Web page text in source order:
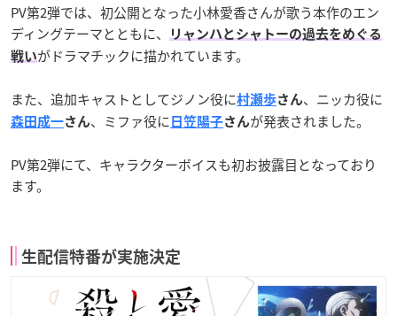
PV第2弾では、初公開となった小林愛香さんが歌う本作のエン
ディングテーマとともに、
リャンハとシャトーの過去をめぐる
戦いがドラマチックに描かれています。
また、追加キャストとしてジノン役に村瀬歩さん、ニッカ役に
森田成一さん、ミファ役に 日笠陽子さんが発表されました。
PV第2弾にて、キャラクターボイスも初お披露目となっており
ます。
生配信特番が実施決定